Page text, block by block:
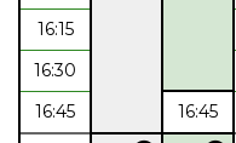
16:15
16:30
16:45
16:45